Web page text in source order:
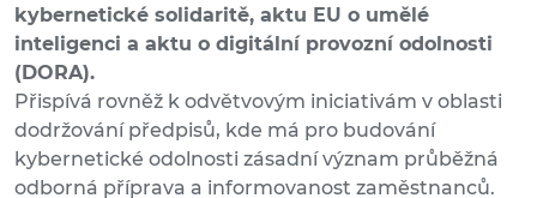
kybernetické solidaritě, aktu EU o umělé
inteligenci a aktu o digitální provozní odolnosti
(DORA).
Přispívá rovněž k odvětvovým iniciativám v oblasti
dodržování předpisů, kde má pro budování
kybernetické odolnosti zásadní význam průběžná
odborná příprava a informovanost zaměstnanců.